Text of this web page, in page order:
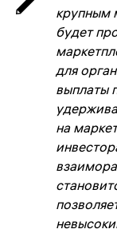
крупным
будет
для
выплаты
на